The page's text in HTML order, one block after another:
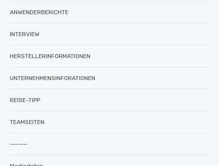
ANWENDERBERICHTE
INTERVIEW
HERSTELLERINFORMATIONEN
UNTERNEHMENSINFORATIONEN
REISE-TIPP
TEAMSEITEN
————